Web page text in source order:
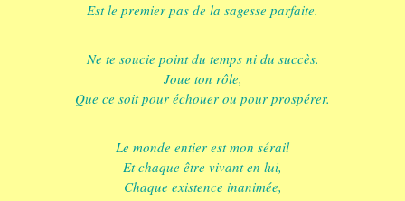
Est le premier pas de la sagesse parfaite.
Ne te soucie point du temps ni du succès.
Joue ton rôle,
Que ce soit pour échouer ou pour prospérer.
Le monde entier est mon sérail
Et chaque être vivant en lui,
Chaque existence inanimée,